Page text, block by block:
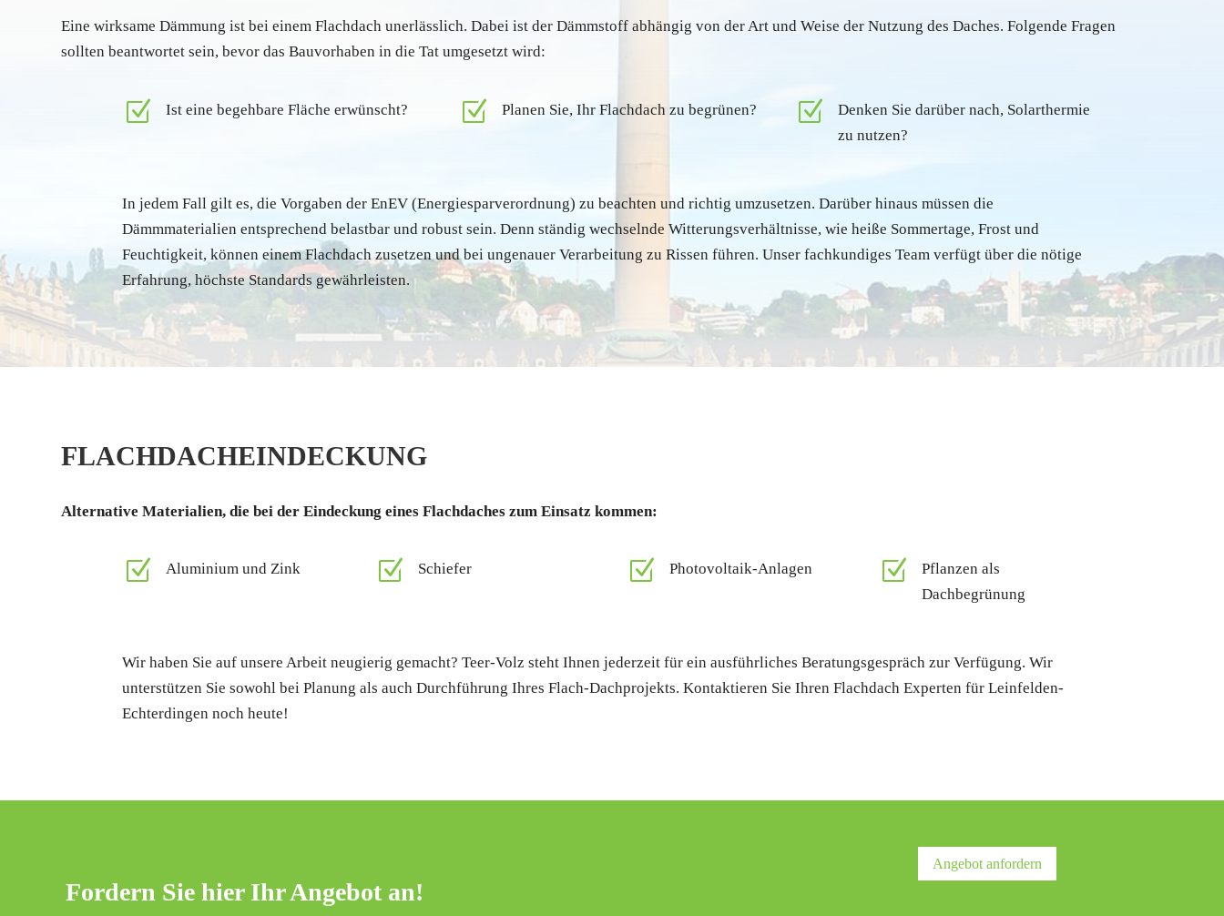
Eine wirksame Dämmung ist bei einem Flachdach unerlässlich. Dabei ist der Dämmstoff abhängig von der Art und Weise der Nutzung des Daches. Folgende Fragen
sollten beantwortet sein, bevor das Bauvorhaben in die Tat umgesetzt wird:
Z Ist eine begehbare Fläche erwünscht? Z Planen Sie, Ihr Flachdach zu begrünen? Z
Denken Sie darüber nach, Solarthermie
zu nutzen?
In jedem Fall gilt es, die Vorgaben der EnEV (Energiesparverordnung) zu beachten und richtig umzusetzen. Darüber hinaus müssen die
Dämmmaterialien entsprechend belastbar und robust sein. Denn ständig wechselnde Witterungsverhältnisse, wie heiße Sommertage, Frost und
Feuchtigkeit, können einem Flachdach zusetzen und bei ungenauer Verarbeitung zu Rissen führen. Unser fachkundiges Team verfügt über die nötige
Erfahrung, höchste Standards gewährleisten.
FLACHDACHEINDECKUNG
Alternative Materialien, die bei der Eindeckung eines Flachdaches zum Einsatz kommen:
Z Aluminium und Zink Z Schiefer Z Photovoltaik-Anlagen Z
Pflanzen als
Dachbegrünung
Wir haben Sie auf unsere Arbeit neugierig gemacht? Teer-Volz steht Ihnen jederzeit für ein ausführliches Beratungsgespräch zur Verfügung. Wir
unterstützen Sie sowohl bei Planung als auch Durchführung Ihres Flach-Dachprojekts. Kontaktieren Sie Ihren Flachdach Experten für Leinfelden-
Echterdingen noch heute!
Fordern Sie hier Ihr Angebot an!
Angebot anfordern